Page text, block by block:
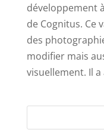
développement
de Cognitus. Ce
des
modifier mais
visuellement. Il